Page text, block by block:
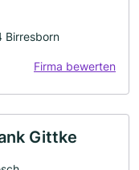
Birresborn
Firma bewerten
Gittke